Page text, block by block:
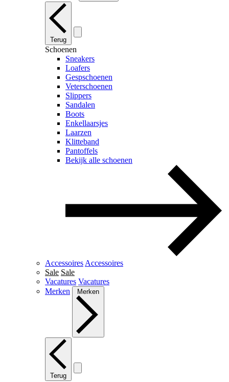
Terug
Schoenen
Sneakers
Loafers
Gespschoenen
Veterschoenen
Slippers
Sandalen
Boots
Enkellaarsjes
Laarzen
Klitteband
Pantoffels
Bekijk alle schoenen
Accessoires Accessoires
Sale Sale
Vacatures Vacatures
Merken
Merken
Terug